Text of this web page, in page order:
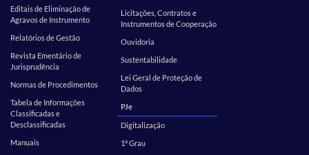
Editais de Eliminação de
Agravos de Instrumento
Relatórios de Gestão
Revista Ementário de
Jurisprudência
Normas de Procedimentos
Tabela de Informações
Classificadas e
Desclassificadas
Manuais
Licitações, Contratos e
Instrumentos de Cooperação
Ouvidoria
Sustentabilidade
Lei Geral de Proteção de
Dados
PJe
Digitalização
1º Grau